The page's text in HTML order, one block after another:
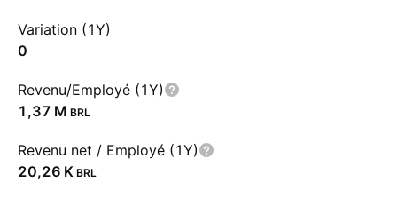
Variation (1Y)
0
Revenu/Employé (1Y)
‪1,37 M‬ BRL
Revenu net / Employé (1Y)
‪20,26 K‬ BRL